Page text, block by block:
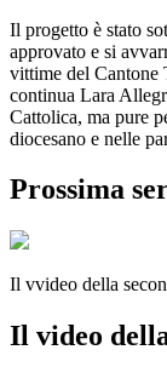
Il progetto è stato
approvato e si
vittime del
continua Lara
Cattolica, ma pure
diocesano e nelle
Prossima
Il vvideo della
Il video